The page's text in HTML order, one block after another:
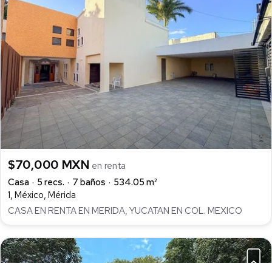
$70,000 MXN en renta
Casa
5 recs. 7 baños
534.05 m²
1, México, Mérida
CASA EN RENTA EN MERIDA, YUCATAN EN COL. MEXICO